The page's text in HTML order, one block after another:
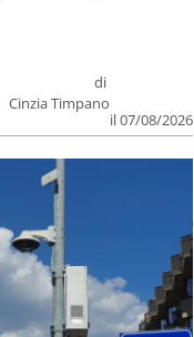
di
Cinzia Timpano
il 07/08/2026